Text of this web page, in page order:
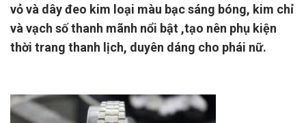
vỏ và dây đeo kim loại màu bạc sáng bóng, kim chỉ
và vạch số thanh mãnh nổi bật ,tạo nên phụ kiện
thời trang thanh lịch, duyên dáng cho phái nữ.